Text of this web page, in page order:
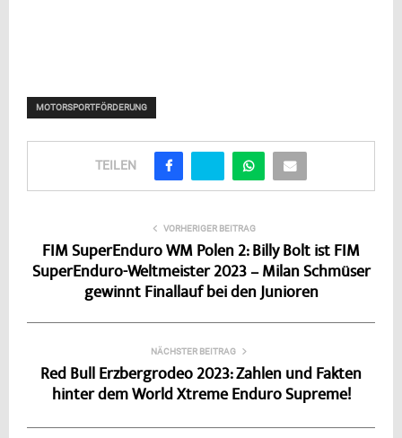
MOTORSPORTFÖRDERUNG
TEILEN
VORHERIGER BEITRAG
FIM SuperEnduro WM Polen 2: Billy Bolt ist FIM
SuperEnduro-Weltmeister 2023 – Milan Schmüser
gewinnt Finallauf bei den Junioren
NÄCHSTER BEITRAG
Red Bull Erzbergrodeo 2023: Zahlen und Fakten
hinter dem World Xtreme Enduro Supreme!